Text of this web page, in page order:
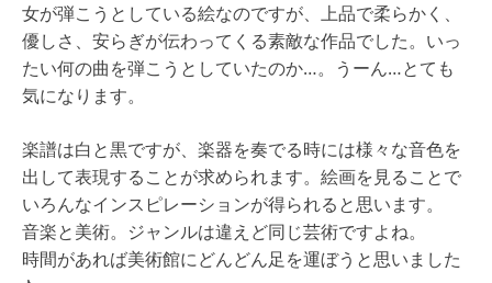
女が弾こうとしている絵なのですが、上品で柔らかく、
優しさ、安らぎが伝わってくる素敵な作品でした。いっ
たい何の曲を弾こうとしていたのか…。うーん…とても
気になります。
楽譜は白と黒ですが、楽器を奏でる時には様々な音色を
出して表現することが求められます。絵画を見ることで
いろんなインスピレーションが得られると思います。
音楽と美術。ジャンルは違えど同じ芸術ですよね。
時間があれば美術館にどんどん足を運ぼうと思いました